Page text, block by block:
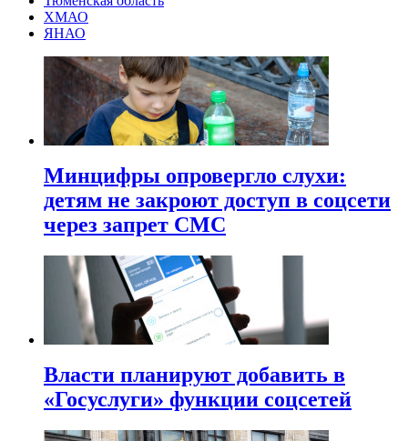
ХМАО
ЯНАО
Минцифры опровергло слухи:
детям не закроют доступ в соцсети
через запрет СМС
Власти планируют добавить в
«Госуслуги» функции соцсетей